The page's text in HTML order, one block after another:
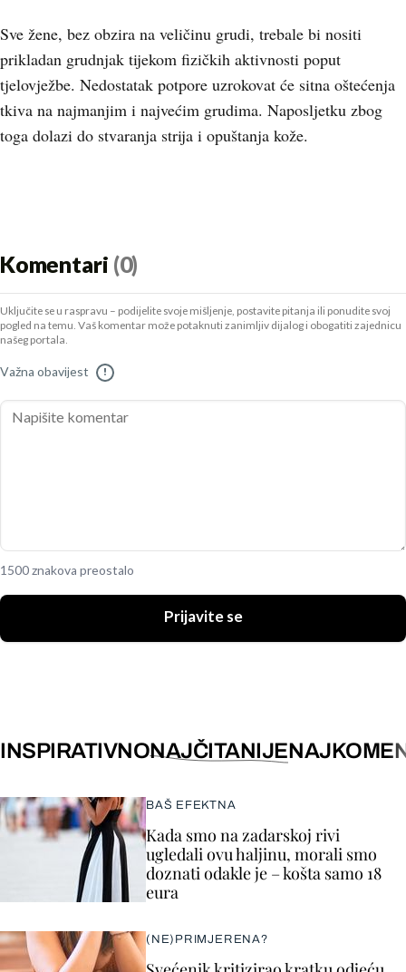
Sve žene, bez obzira na veličinu grudi, trebale bi nositi
prikladan grudnjak tijekom fizičkih aktivnosti poput
tjelovježbe. Nedostatak potpore uzrokovat će sitna oštećenja
tkiva na najmanjim i najvećim grudima. Naposljetku zbog
toga dolazi do stvaranja strija i opuštanja kože.
Komentari (0)
Uključite se u raspravu – podijelite svoje mišljenje, postavite pitanja ili ponudite svoj
pogled na temu. Vaš komentar može potaknuti zanimljiv dijalog i obogatiti zajednicu
našeg portala.
Važna obavijest !
1500 znakova preostalo
Prijavite se
INSPIRATIVNONAJČITANIJE
BAŠ EFEKTNA
Kada smo na zadarskoj rivi
ugledali ovu haljinu, morali smo
doznati odakle je – košta samo 18
eura
(NE)PRIMJERENA?